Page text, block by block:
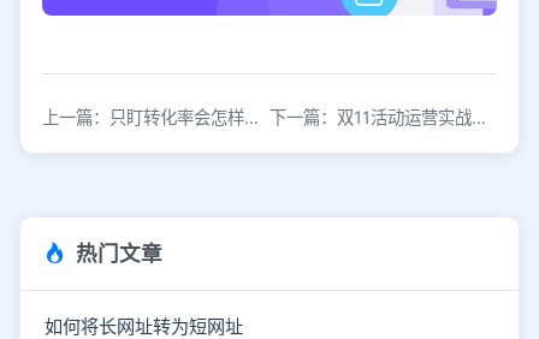
上一篇：只盯转化率会怎样？这样操作，预算很快见底 下一篇：双11活动运营实战指南
热门文章
如何将长网址转为短网址